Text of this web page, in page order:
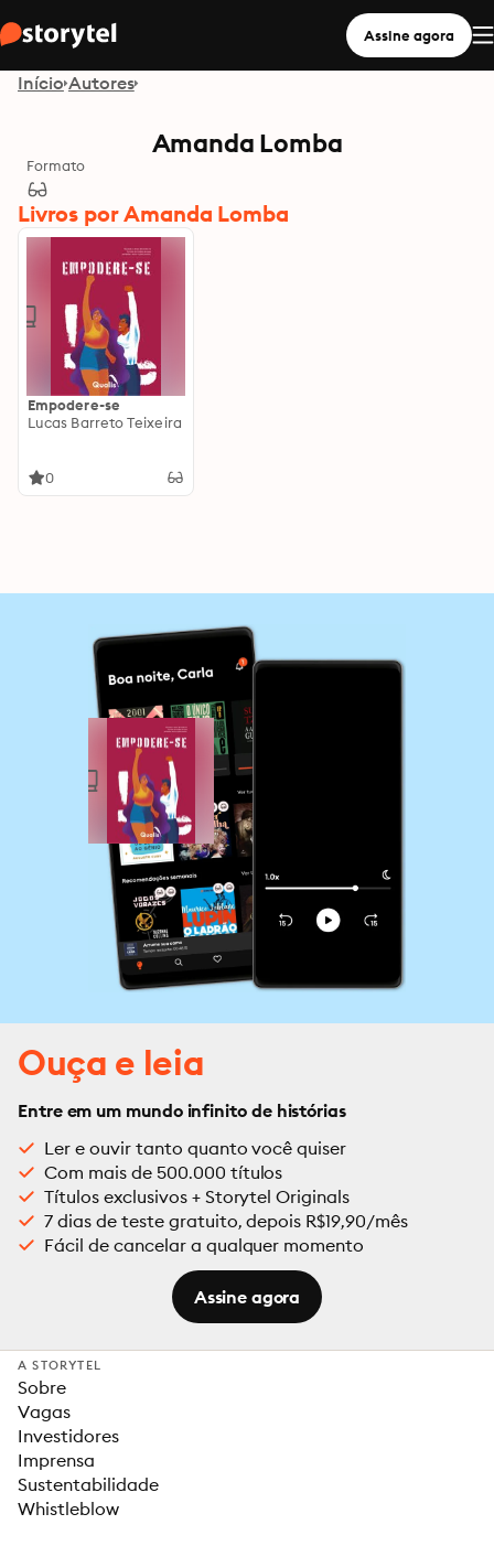
Assine agora
Início Autores
Amanda Lomba
Formato
Livros por Amanda Lomba
Empodere-se
Lucas Barreto Teixeira
0
Ouça e leia
Entre em um mundo infinito de histórias
Ler e ouvir tanto quanto você quiser
Com mais de 500.000 títulos
Títulos exclusivos + Storytel Originals
7 dias de teste gratuito, depois R$19,90/mês
Fácil de cancelar a qualquer momento
Assine agora
A STORYTEL
Sobre
Vagas
Investidores
Imprensa
Sustentabilidade
Whistleblow